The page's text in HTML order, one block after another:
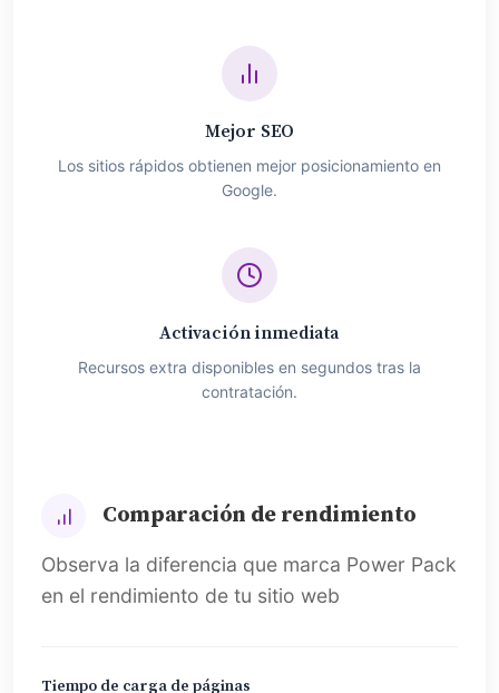
Mejor SEO
Los sitios rápidos obtienen mejor posicionamiento en
Google.
Activación inmediata
Recursos extra disponibles en segundos tras la
contratación.
Comparación de rendimiento
Observa la diferencia que marca Power Pack
en el rendimiento de tu sitio web
Tiempo de carga de páginas